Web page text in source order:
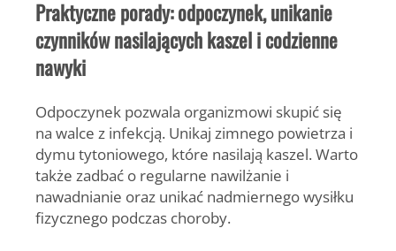
Praktyczne porady: odpoczynek, unikanie
czynników nasilających kaszel i codzienne
nawyki
Odpoczynek pozwala organizmowi skupić się
na walce z infekcją. Unikaj zimnego powietrza i
dymu tytoniowego, które nasilają kaszel. Warto
także zadbać o regularne nawilżanie i
nawadnianie oraz unikać nadmiernego wysiłku
fizycznego podczas choroby.